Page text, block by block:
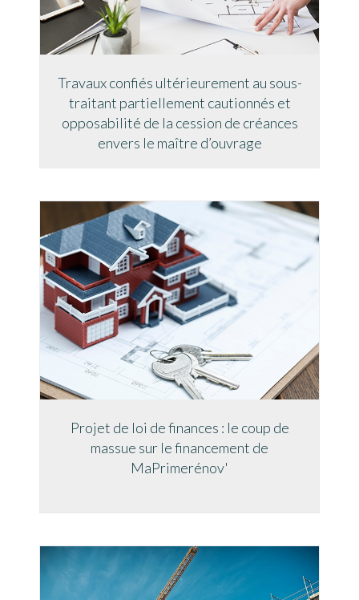
Travaux confiés ultérieurement au sous-
traitant partiellement cautionnés et
opposabilité de la cession de créances
envers le maître d’ouvrage
Projet de loi de finances : le coup de
massue sur le financement de
MaPrimerénov'